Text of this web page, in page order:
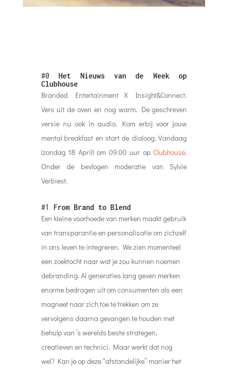
#0Het Nieuws van de Week op
Clubhouse
Branded Entertainment X Insight&Connect.
Vers uit de oven en nog warm. De geschreven
versie nu ook in audio. Kom erbij voor jouw
mental breakfast en start de dialoog. Vandaag
(zondag 18 April) om 09.00 uur opClubhouse.
Onder de bevlogen moderatie van Sylvie
Verbiest.
#1 From Brand to Blend
Een kleine voorhoede van merken maakt gebruik
van transparantie en personalisatie om zichzelf
in ons leven te integreren. We zien momenteel
een zoektocht naar wat je zou kunnen noemen
debranding. Al generaties lang geven merken
enorme bedragen uit om consumenten als een
magneet naar zich toe te trekken om ze
vervolgens daarna gevangen te houden met
behulp van ’s werelds beste strategen,
creatieven en technici. Maar werkt dat nog
wel? Kan je op deze “afstandelijke” manier het